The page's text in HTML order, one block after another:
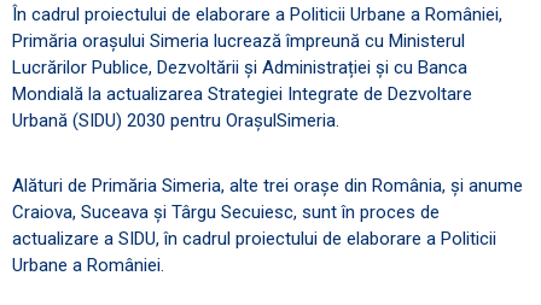
În cadrul proiectului de elaborare a Politicii Urbane a României,
Primăria orașului Simeria lucrează împreună cu Ministerul
Lucrărilor Publice, Dezvoltării și Administrației și cu Banca
Mondială la actualizarea Strategiei Integrate de Dezvoltare
Urbană (SIDU) 2030 pentru OrașulSimeria.
Alături de Primăria Simeria, alte trei orașe din România, și anume
Craiova, Suceava și Târgu Secuiesc, sunt în proces de
actualizare a SIDU, în cadrul proiectului de elaborare a Politicii
Urbane a României.